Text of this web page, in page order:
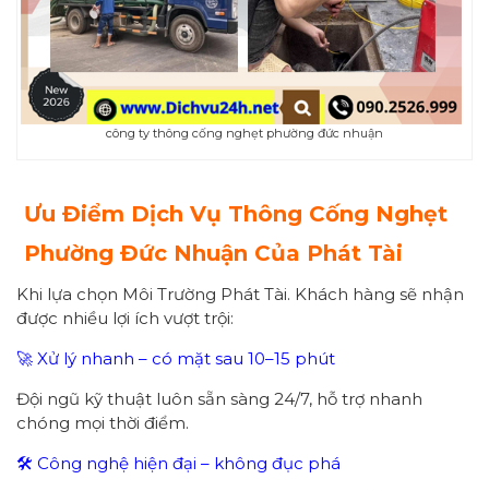
công ty thông cống nghẹt phường đức nhuận
Ưu Điểm Dịch Vụ Thông Cống Nghẹt
Phường Đức Nhuận Của Phát Tài
Khi lựa chọn Môi Trường Phát Tài. Khách hàng sẽ nhận
được nhiều lợi ích vượt trội:
🚀 Xử lý nhanh – có mặt sau 10–15 phút
Đội ngũ kỹ thuật luôn sẵn sàng 24/7, hỗ trợ nhanh
chóng mọi thời điểm.
🛠 Công nghệ hiện đại – không đục phá